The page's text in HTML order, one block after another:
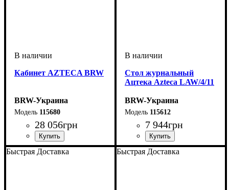
Кабинет AZTECA BRW
BRW-Украина
115680
28 056грн
Стол журнальный
Ацтека Azteca LAW/4/11
BRW-Украина
115612
7 944грн
ширина, мм: 1100
высота, мм: 650
глубина, мм: 400
Быстрая Доставка Быстрая Доставка